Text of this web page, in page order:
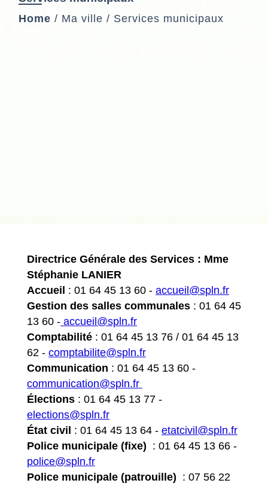
Home / Ma ville / Services municipaux
Directrice Générale des Services : Mme
Stéphanie LANIER
Accueil : 01 64 45 13 60 - accueil@spln.fr
Gestion des salles communales : 01 64 45
13 60 - accueil@spln.fr
Comptabilité : 01 64 45 13 76 / 01 64 45 13
62 - comptabilite@spln.fr
Communication : 01 64 45 13 60 -
communication@spln.fr
Élections : 01 64 45 13 77 -
elections@spln.fr
État civil : 01 64 45 13 64 - etatcivil@spln.fr
Police municipale (fixe) : 01 64 45 13 66 -
police@spln.fr
Police municipale (patrouille) : 07 56 22